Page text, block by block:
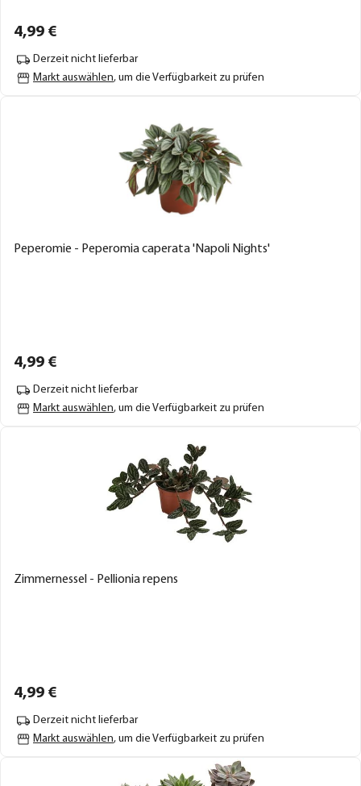
4,99 €
Derzeit nicht lieferbar
Markt auswählen, um die Verfügbarkeit zu prüfen
Peperomie - Peperomia caperata 'Napoli Nights'
4,99 €
Derzeit nicht lieferbar
Markt auswählen, um die Verfügbarkeit zu prüfen
Zimmernessel - Pellionia repens
4,99 €
Derzeit nicht lieferbar
Markt auswählen, um die Verfügbarkeit zu prüfen